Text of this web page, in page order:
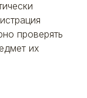
проверять
их